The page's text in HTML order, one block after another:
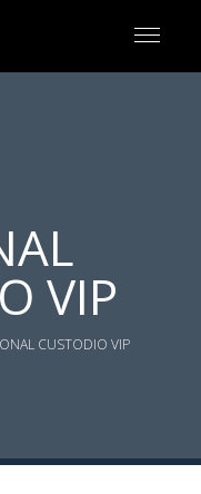
VIP
CUSTODIO VIP